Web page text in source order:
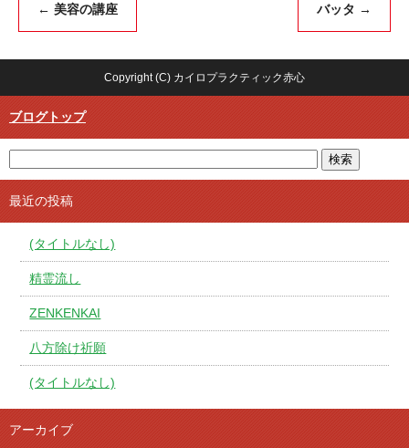
← 美容の講座 バッタ →
Copyright (C) カイロプラクティック赤心
ブログトップ
最近の投稿
(タイトルなし)
精霊流し
ZENKENKAI
八方除け祈願
(タイトルなし)
アーカイブ